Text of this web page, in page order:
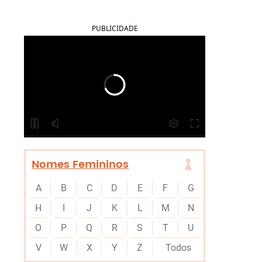
PUBLICIDADE
Nomes Femininos
A B C D E F
G
H
I J K L M
N
O
P Q R S T
U
V
W X Y Z Todos